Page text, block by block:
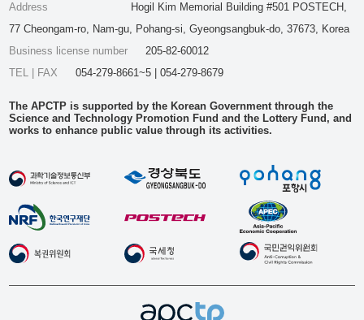
Address
Hogil Kim Memorial Building #501 POSTECH,
77 Cheongam-ro, Nam-gu, Pohang-si, Gyeongsangbuk-do, 37673, Korea
Business license number
205-82-60012
TEL | FAX
054-279-8661~5 | 054-279-8679
The APCTP is supported by the Korean Government through the
Science and Technology Promotion Fund and the Lottery Fund, and
works to enhance public value through its activities.